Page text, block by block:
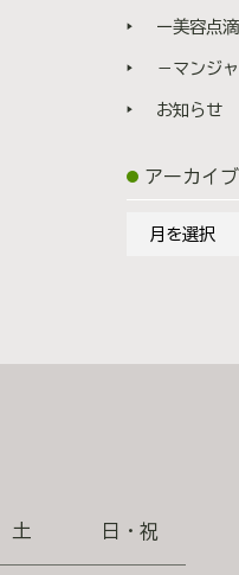
ー美容点
－マンジャ
お知らせ
アーカイブ
ブ
土 日・祝